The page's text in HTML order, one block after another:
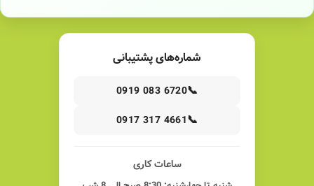
شماره‌های پشتیبانی
📞
0919 083 6720
📞
0917 317 4661
ساعات کاری